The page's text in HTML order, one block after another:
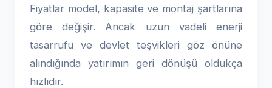
Fiyatlar model, kapasite ve montaj şartlarına
göre değişir. Ancak uzun vadeli enerji
tasarrufu ve devlet teşvikleri göz önüne
alındığında yatırımın geri dönüşü oldukça
hızlıdır.